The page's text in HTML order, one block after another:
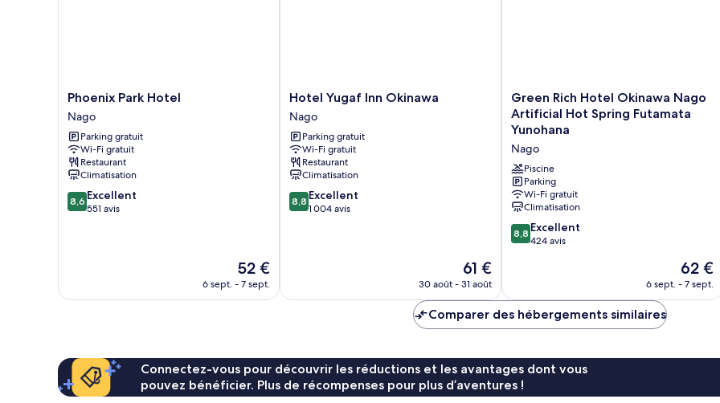
Phoenix
Park
Hotel
Nago
Phoenix Park Hotel
Nago
Parking gratuit
Wi-Fi gratuit
Restaurant
Climatisation
8.6
sur
8,6 Excellent
551 avis
Le
nouveau
52 €
6 sept. - 7 sept.
Hotel
Yugaf
Inn
Okinawa
Nago
Hotel Yugaf Inn Okinawa
Nago
Parking gratuit
Wi-Fi gratuit
Restaurant
Climatisation
8.8
sur
8,8 Excellent
1 004 avis
Le
nouveau
de
61 €
30 août - 31 août
Green
Rich
Hotel
Okinawa
Nago
Artificial
Hot
Spring
Futamata
Yunohana
Nago
Green Rich Hotel Okinawa Nago
Artificial Hot Spring Futamata
Yunohana
Nago
Piscine
Parking
Wi-Fi gratuit
Climatisation
8.8
sur
8,8 Excellent
424 avis
Le
nouveau
62 €
6 sept. - 7 sept.
Comparer des hébergements similaires
Connectez-vous pour découvrir les réductions et les avantages dont vous
pouvez bénéficier. Plus de récompenses pour plus d’aventures !